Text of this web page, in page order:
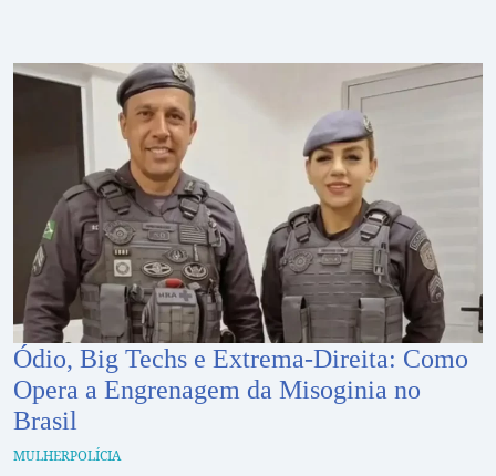
Ódio, Big Techs e Extrema-Direita: Como
Opera a Engrenagem da Misoginia no
Brasil
MULHERPOLÍCIA